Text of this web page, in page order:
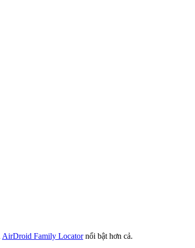
AirDroid Family Locatornổi bật hơn cả.